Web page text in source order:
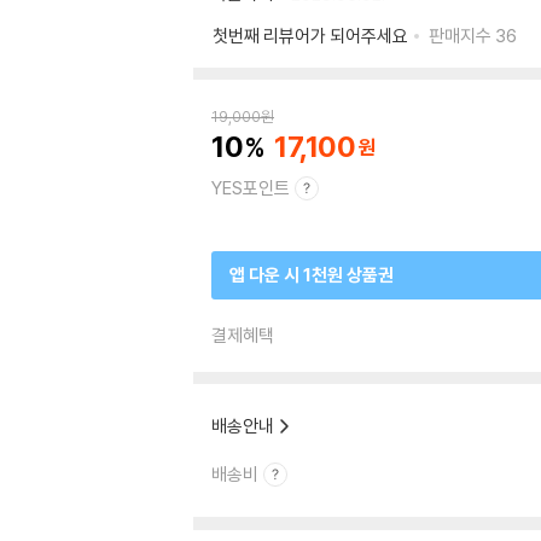
첫번째 리뷰어가 되어주세요
판매지수 36
19,000원
10 17,100
YES포인트
앱 다운 시 1천원 상품권
결제혜택
배송안내
배송비